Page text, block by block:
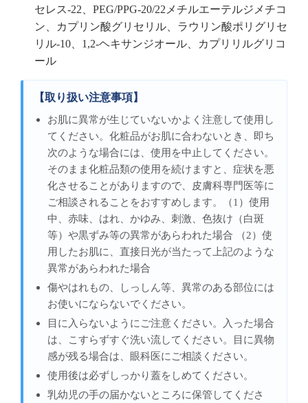
セレス-22、PEG/PPG-20/22メチルエーテルジメチコ
ン、カプリン酸グリセリル、ラウリン酸ポリグリセ
リル-10、1,2-ヘキサンジオール、カプリリルグリコ
ール
【取り扱い注意事項】
お肌に異常が生じていないかよく注意して使用し
てください。化粧品がお肌に合わないとき、即ち
次のような場合には、使用を中止してください。
そのまま化粧品類の使用を続けますと、症状を悪
化させることがありますので、皮膚科専門医等に
ご相談されることをおすすめします。（1）使用
中、赤味、はれ、かゆみ、刺激、色抜け（白斑
等）や黒ずみ等の異常があらわれた場合 （2）使
用したお肌に、直接日光が当たって上記のような
異常があらわれた場合
傷やはれもの、しっしん等、異常のある部位には
お使いにならないでください。
目に入らないようにご注意ください。入った場合
は、こすらずすぐ洗い流してください。目に異物
感が残る場合は、眼科医にご相談ください。
使用後は必ずしっかり蓋をしめてください。
乳幼児の手の届かないところに保管してくださ